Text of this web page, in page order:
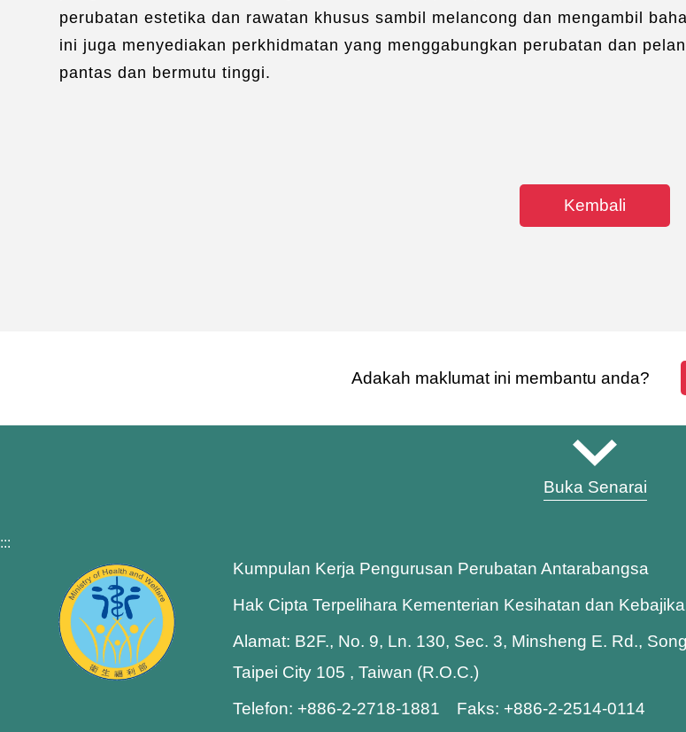
perubatan estetika dan rawatan khusus sambil melancong dan mengambil
ini juga menyediakan perkhidmatan yang menggabungkan perubatan dan
pantas dan bermutu tinggi.
Kembali
Adakah maklumat ini membantu anda?
Buka Senarai
:::
Kumpulan Kerja Pengurusan Perubatan Antarabangsa
Hak Cipta Terpelihara Kementerian Kesihatan dan
Alamat: B2F., No. 9, Ln. 130, Sec. 3, Minsheng E. Rd.,
Taipei City 105 , Taiwan (R.O.C.)
Telefon: +886-2-2718-1881 Faks: +886-2-2514-0114